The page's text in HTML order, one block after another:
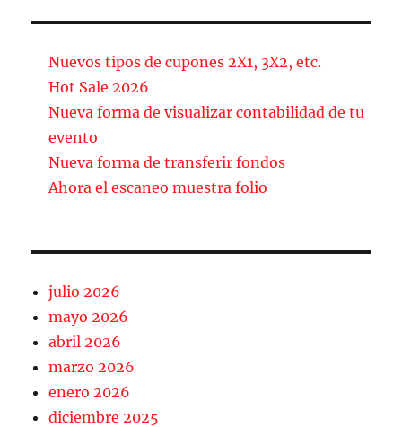
b
o
o
k
a
ir
Nuevos tipos de cupones 2X1, 3X2, etc.
Hot Sale 2026
Nueva forma de visualizar contabilidad de tu
evento
Nueva forma de transferir fondos
Ahora el escaneo muestra folio
julio 2026
mayo 2026
abril 2026
marzo 2026
enero 2026
diciembre 2025